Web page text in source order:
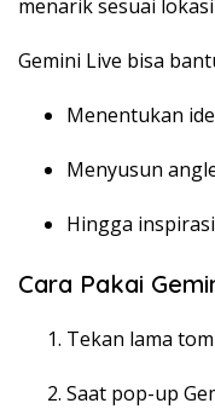
menarik sesuai
Gemini Live bisa
Menentukan
Menyusun
Hingga
Cara Pakai
Tekan lama
Saat pop-up